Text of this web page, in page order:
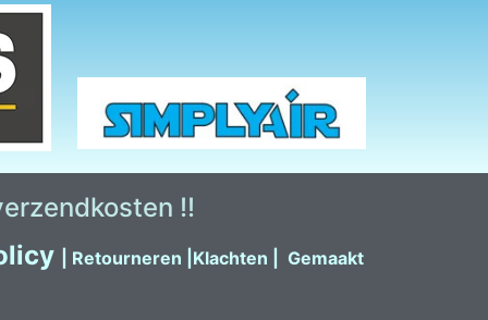
!!
Retourneren Klachten Gemaakt